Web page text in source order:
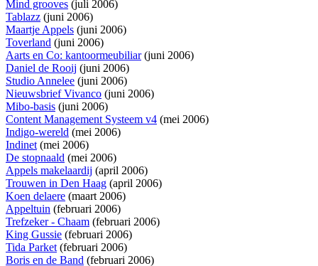
Mind grooves (juli 2006)
Tablazz (juni 2006)
Maartje Appels (juni 2006)
Toverland (juni 2006)
Aarts en Co: kantoormeubiliar(juni 2006)
Daniel de Rooij (juni 2006)
Studio Annelee (juni 2006)
Nieuwsbrief Vivanco (juni 2006)
Mibo-basis (juni 2006)
Content Management Systeem v4 (mei 2006)
Indigo-wereld (mei 2006)
Indinet(mei 2006)
De stopnaald (mei 2006)
Appels makelaardij (april 2006)
Trouwen in Den Haag (april 2006)
Koen delaere (maart 2006)
Appeltuin (februari 2006)
Trefzeker - Chaam (februari 2006)
King Gussie (februari 2006)
Tida Parket(februari 2006)
Boris en de Band (februari 2006)